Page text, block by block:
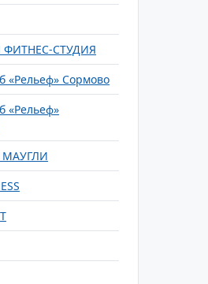
СТУДИЯ
«Рельеф» Сормово
«Рельеф»
МАУГЛИ